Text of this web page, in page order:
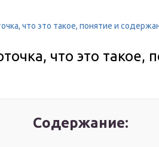
что это такое, понятие и
что это такое,
Содержание: